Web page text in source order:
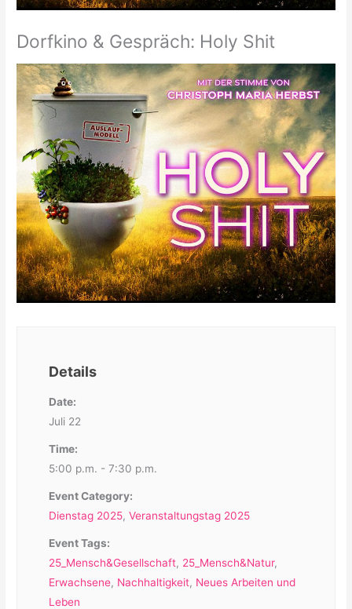
Dorfkino & Gespräch: Holy Shit
Details
Date:
Juli 22
Time:
5:00 p.m. - 7:30 p.m.
Event Category:
Dienstag 2025,Veranstaltungstag 2025
Event Tags:
25_Mensch&Gesellschaft, 25_Mensch&Natur,
Erwachsene, Nachhaltigkeit, Neues Arbeiten und
Leben